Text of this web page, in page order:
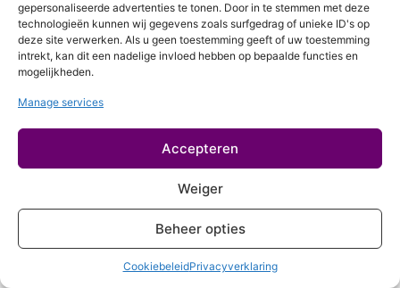
gepersonaliseerde advertenties te tonen. Door in te stemmen met deze
technologieën kunnen wij gegevens zoals surfgedrag of unieke ID's op
deze site verwerken. Als u geen toestemming geeft of uw toestemming
intrekt, kan dit een nadelige invloed hebben op bepaalde functies en
mogelijkheden.
Manage services
Accepteren
Weiger
Beheer opties
CookiebeleidPrivacyverklaring
2 lessen
Styling
6 lessen
Drogen
3 lessen
Perfectioneren
Aanvullende behandelingen
Meer over krullen